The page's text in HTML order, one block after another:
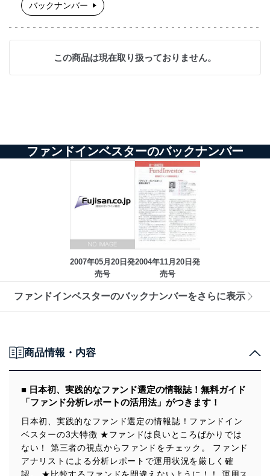
バックナンバー
この商品は現在取り扱っておりません。
ファンドインベスターのバックナンバー
2007年05月20日発
売号
2004年11月20日発
売号
ファンドインベスターのバックナンバーをさらに表示
商品情報・内容
■ 日本初、実践的なファンド選定の情報誌！無料ガイド
「ファンド分析レポートの活用法」がつきます！
日本初、実践的なファンド選定の情報誌！ファンドイン
ベスターの3大特徴 ★ファンドは良いところばかりでは
ない！ 第三者の視点からファンドをチェック。 ファンド
アナリストによる分析レポートで運用状況を厳しく確